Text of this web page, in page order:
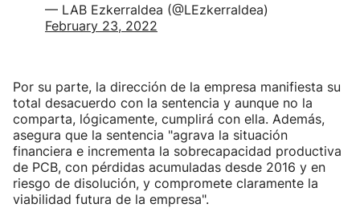
— LAB Ezkerraldea (@LEzkerraldea)
February 23, 2022
Por su parte, la dirección de la empresa manifiesta su
total desacuerdo con la sentencia y aunque no la
comparta, lógicamente, cumplirá con ella. Además,
asegura que la sentencia "agrava la situación
financiera e incrementa la sobrecapacidad productiva
de PCB, con pérdidas acumuladas desde 2016 y en
riesgo de disolución, y compromete claramente la
viabilidad futura de la empresa".